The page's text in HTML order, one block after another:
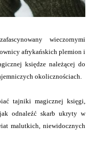
wieczornymi
afrykańskich plemion i
księdze należącej do
okolicznościach.
tajniki magicznej księgi,
odnaleźć skarb ukryty w
malutkich, niewidocznych